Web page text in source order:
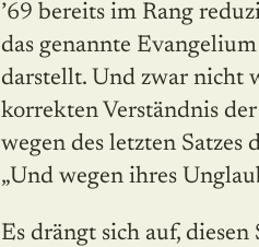
’69 bereits im Rang
das genannte
darstellt. Und zwar nicht
korrekten Verständnis
wegen des letzten Satzes
„Und wegen ihres
Es drängt sich auf,